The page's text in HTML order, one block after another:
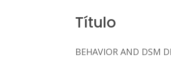
Título
BEHAVIOR AND DSM